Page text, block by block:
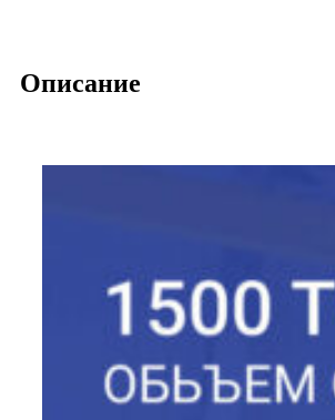
Описание